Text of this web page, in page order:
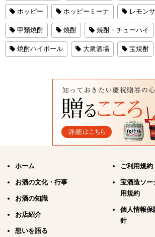
ホッピー ホッピーミーナ レモン
甲類焼酎 焼酎 焼酎・チューハイ
焼酎ハイボール 大衆酒場 宝焼酎
ホーム
お酒の文化・行事
お酒の知識
お店紹介
想いを語る
ご利用規約
宝酒造ソー
用規約
個人情報保
針